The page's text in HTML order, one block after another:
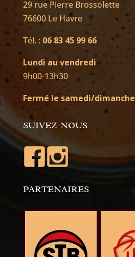
29 rue Pierre Brossolette
76600 Le Havre
Tél. : 06 83 45 99 66
Lundi au vendredi
9h00-13h30
Fermé le samedi/dimanche
SUIVEZ-NOUS
PARTENAIRES